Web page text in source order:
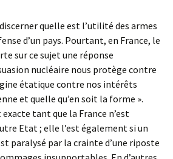
quelle est l’utilité des armes
d’un pays. Pourtant, en France, le
sur ce sujet une réponse
nucléaire nous protège contre
étatique contre nos intérêts
et quelle qu’en soit la forme ».
tant que la France n’est
Etat ; elle l’est également si un
paralysé par la crainte d’une riposte